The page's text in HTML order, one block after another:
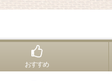
おすすめ